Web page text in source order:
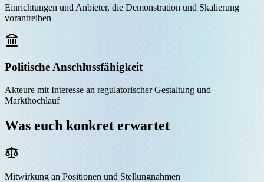
Einrichtungen und Anbieter, die Demonstration und Skalierung
vorantreiben
Politische Anschlussfähigkeit
Akteure mit Interesse an regulatorischer Gestaltung und
Markthochlauf
Was euch konkret erwartet
Mitwirkung an Positionen und Stellungnahmen